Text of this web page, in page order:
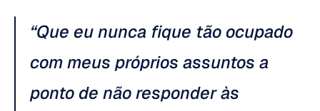
“Que eu nunca fique tão ocupado
com meus próprios assuntos a
ponto de não responder às